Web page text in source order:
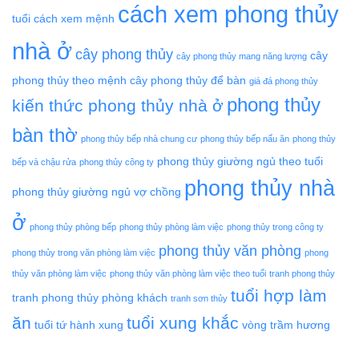
tuổi cách xem mệnh cách xem phong thủy
nhà ở cây phong thủy cây phong thủy mang năng lượng cây
phong thủy theo mệnh cây phong thủy để bàn giá đá phong thủy
kiến thức phong thủy nhà ở phong thủy
bàn thờ phong thủy bếp nhà chung cư phong thủy bếp nấu ăn phong thủy
bếp và chậu rửa phong thủy công ty phong thủy giường ngủ theo tuổi
phong thủy giường ngủ vợ chồng phong thủy nhà
ở phong thủy phòng bếp phong thủy phòng làm việc phong thủy trong công ty
phong thủy trong văn phòng làm việc phong thủy văn phòng phong
thủy văn phòng làm việc phong thủy văn phòng làm việc theo tuổi tranh phong thủy
tranh phong thủy phòng khách tranh sơn thủy tuổi hợp làm
ăn tuổi tứ hành xung tuổi xung khắc vòng trầm hương